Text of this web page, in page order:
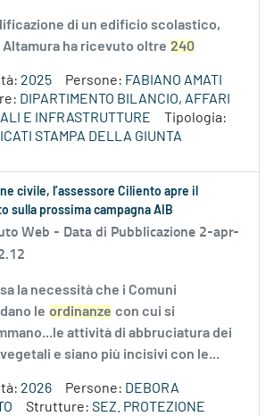
di un edificio scolastico,
ha ricevuto oltre 240
2025 Persone: FABIANO AMATI
DIPARTIMENTO BILANCIO, AFFARI
E INFRASTRUTTURE
Tipologia:
STAMPA DELLA GIUNTA
civile, l’assessore Ciliento apre il
sulla prossima campagna AIB
Web - Data di Pubblicazione 2-apr-
la necessità che i Comuni
le ordinanze con cui si
attività di abbruciatura dei
e siano più incisivi con le...
2026 Persone: DEBORA
Strutture: SEZ. PROTEZIONE